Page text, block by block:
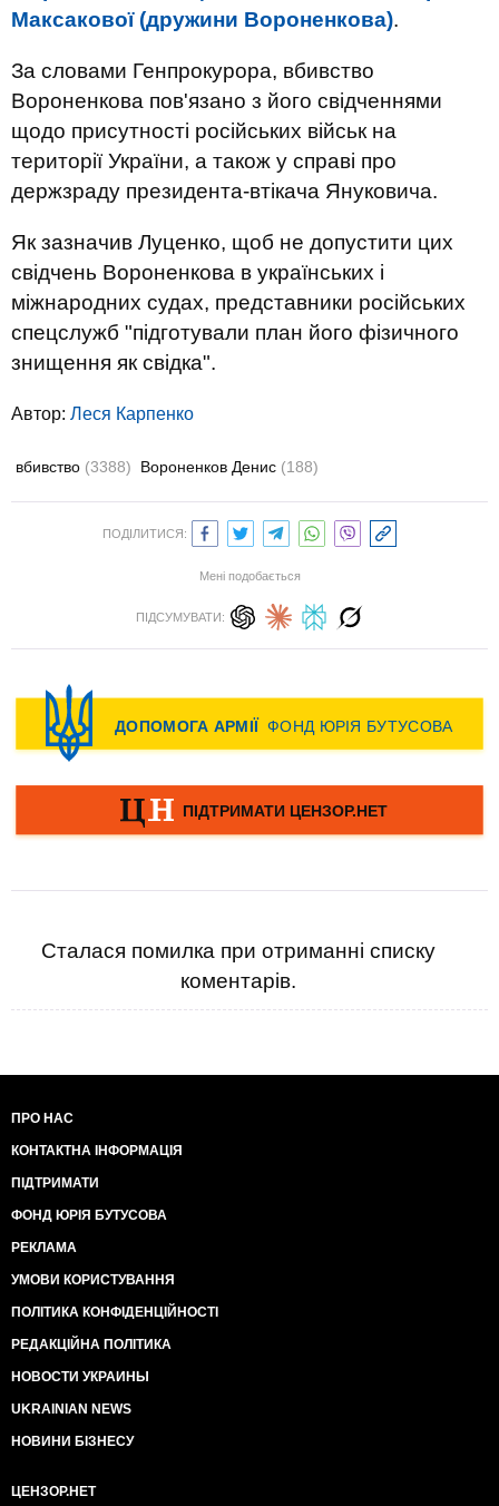
Максакової (дружини Вороненкова).
За словами Генпрокурора, вбивство
Вороненкова пов'язано з його свідченнями
щодо присутності російських військ на
території України, а також у справі про
держзраду президента-втікача Януковича.
Як зазначив Луценко, щоб не допустити цих
свідчень Вороненкова в українських і
міжнародних судах, представники російських
спецслужб "підготували план його фізичного
знищення як свідка".
Автор: Леся Карпенко
вбивство (3388) Вороненков Денис (188)
ПОДІЛИТИСЯ:
Мені подобається
ПІДСУМУВАТИ:
Сталася помилка при отриманні списку
коментарів.
ПРО НАС
КОНТАКТНА ІНФОРМАЦІЯ
ПІДТРИМАТИ
ФОНД ЮРІЯ БУТУСОВА
РЕКЛАМА
УМОВИ КОРИСТУВАННЯ
ПОЛІТИКА КОНФІДЕНЦІЙНОСТІ
РЕДАКЦІЙНА ПОЛІТИКА
НОВОСТИ УКРАИНЫ
UKRAINIAN NEWS
НОВИНИ БІЗНЕСУ
ЦЕНЗОР.НЕТ